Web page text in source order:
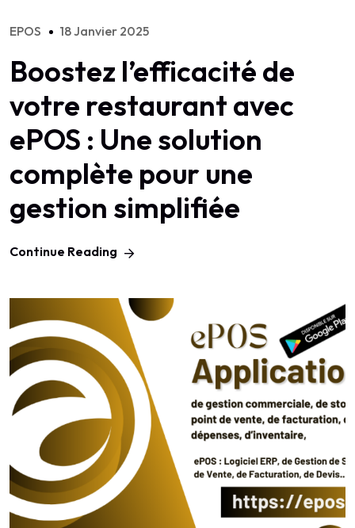
EPOS 18 Janvier 2025
Boostez l’efficacité de
votre restaurant avec
ePOS : Une solution
complète pour une
gestion simplifiée
Continue Reading